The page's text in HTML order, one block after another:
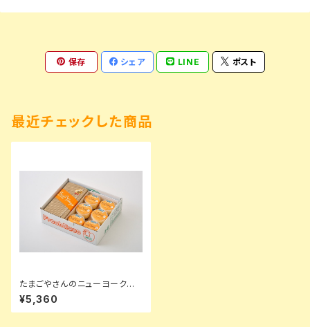
保存 シェア LINE ポスト
最近チェックした商品
たまごやさんのニューヨークチ
ーズケーキ（大）１個とたまごプ
リン６個セット
¥5,360